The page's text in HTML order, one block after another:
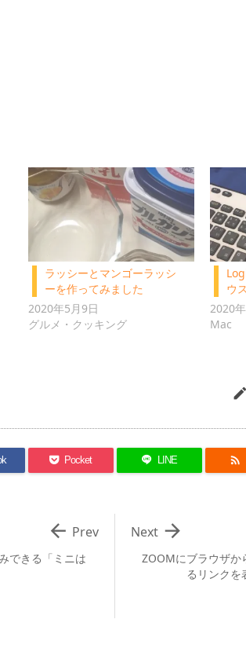
ラッシーとマンゴーラッシ
ーを作ってみました
2020年5月9日
グルメ・クッキング
ウ
2020
Mac

Pocket LINE 
ZOOMにブラウザか
るリンクを

Next
できる「ミニは
 Prev